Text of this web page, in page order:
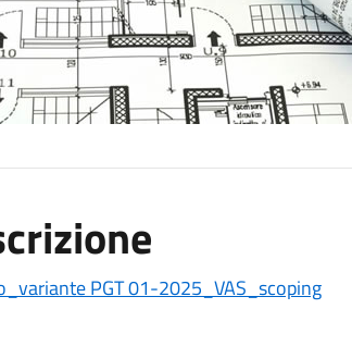
PGT 01-2025_VAS_scoping